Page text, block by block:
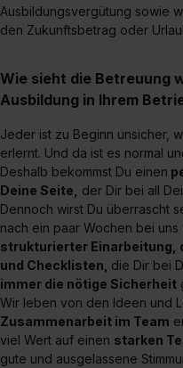
Einzelfall bei dem
bestimmte
erlauben“. Die
der Kategorien
zur Übermittlung deiner
S. 1 lit. a) DS-GVO). Die
angemessenes
II). Du kannst die von dir
Wirkung für die Zukunft
Datenschutzerklärung
Einstellungen“
einzelnen Cookies findest
zeigen“. Weitere
Impressum
Ausbildungsvergütung sowie
den Zukunftsbetrag oder
Wie sieht die Betreuung
Ausbildung in Ihrem
Jeder ist zu Beginn unsicher,
erlernt. Und da ist es normal
Deshalb bekommst Du einen
Deine Seite,
der Dir bei all
Dennoch wirst Du überrascht
nach ein paar Wochen bei uns
strukturierter Einarbeitung,
und Checklisten, die Dir bei
immer die nötige Sicherheit
Wir leben von den Ideen und
Zusammenarbeit im Team
viel Wert auf einen starken
gute und ausgelassene